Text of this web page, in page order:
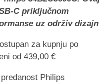
C priključnom
uz održiv dizajn
Philips